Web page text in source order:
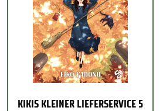
KIKIS KLEINER LIEFERSERVICE 5